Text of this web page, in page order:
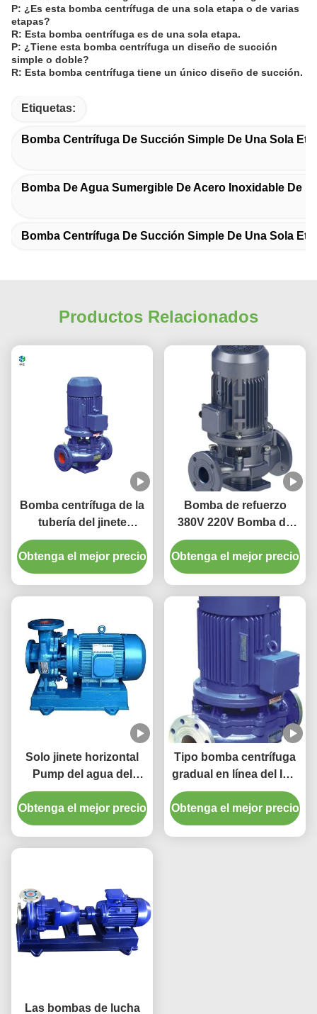
P: ¿Es esta bomba centrífuga de una sola etapa o de varias
etapas?
R: Esta bomba centrífuga es de una sola etapa.
P: ¿Tiene esta bomba centrífuga un diseño de succión
simple o doble?
R: Esta bomba centrífuga tiene un único diseño de succión.
Etiquetas:
Bomba Centrífuga De Succión Simple De Una Sola
Bomba De Agua Sumergible De Acero Inoxidable De
Bomba Centrífuga De Succión Simple De Una Sola
Productos Relacionados
Bomba centrífuga de la
tubería del jinete
succión horizontal azul
de Pump Single Stage
de la sola
Obtenga el mejor precio
Bomba de refuerzo
380V 220V Bomba de
refuerzo centrífuga
vertical con alta
eficiencia y bajo ruido
Obtenga el mejor precio
Solo jinete horizontal
Pump del agua del
fuego de la tubería de la
bomba centrífuga de la
succión de la sola etapa
Obtenga el mejor precio
Tipo bomba centrífuga
gradual en línea del ISG
de la vertical de la
bomba en línea de la
vertical
Obtenga el mejor precio
Las bombas de lucha